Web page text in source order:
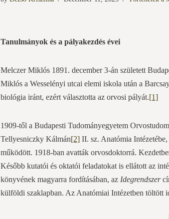
Tanulmányok és a pályakezdés évei
Melczer Miklós 1891. december 3-án született
Miklós a Wesselényi utcai elemi iskola után a
biológia iránt, ezért választotta az orvosi pályát.[1]
1909-től a Budapesti Tudományegyetem
Tellyesniczky Kálmán[2] II. sz. Anatómia
működött. 1918-ban avatták orvosdoktorrá.
Később kutatói és oktatói feladatokat is ellátott az
könyvének magyarra fordításában, az Idegrendszer
külföldi szaklapban. Az Anatómiai Intézetben töltött